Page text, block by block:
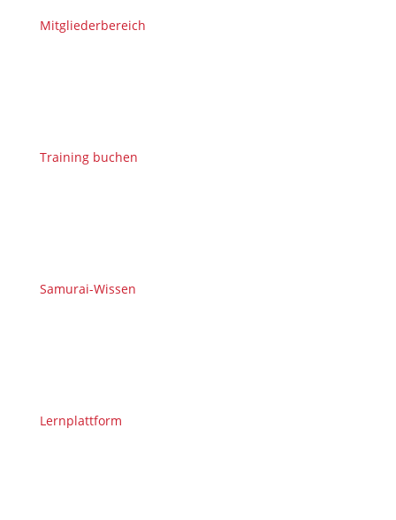
Mitgliederbereich
Training buchen
Samurai-Wissen
Lernplattform